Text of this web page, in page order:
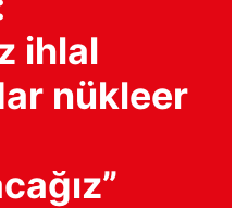
ihlal
nükleer